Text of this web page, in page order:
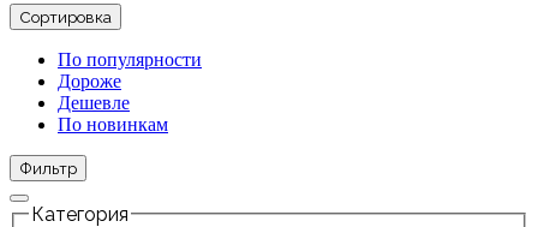
Сортировка
По популярности
Дороже
Дешевле
По новинкам
Фильтр
Категория